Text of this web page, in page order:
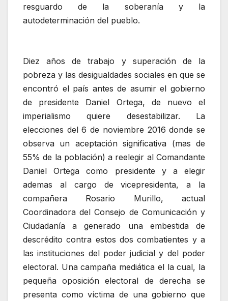
resguardo de la soberanía y la
autodeterminación del pueblo.
Diez años de trabajo y superación de la
pobreza y las desigualdades sociales en que se
encontró el país antes de asumir el gobierno
de presidente Daniel Ortega, de nuevo el
imperialismo quiere desestabilizar. La
elecciones del 6 de noviembre 2016 donde se
observa un aceptación significativa (mas de
55% de la población) a reelegir al Comandante
Daniel Ortega como presidente y a elegir
ademas al cargo de vicepresidenta, a la
compañera Rosario Murillo, actual
Coordinadora del Consejo de Comunicación y
Ciudadanía a generado una embestida de
descrédito contra estos dos combatientes y a
las instituciones del poder judicial y del poder
electoral. Una campaña mediática el la cual, la
pequeña oposición electoral de derecha se
presenta como víctima de una gobierno que